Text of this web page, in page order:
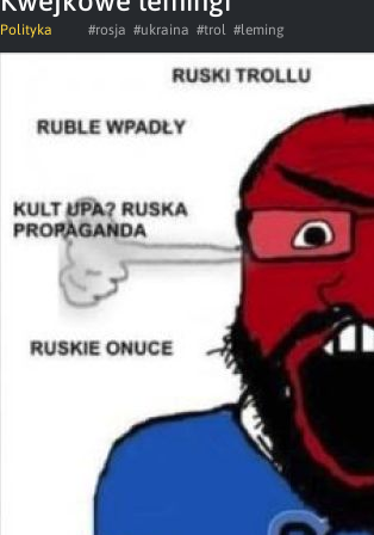
Polityka #rosja #ukraina #trol #leming